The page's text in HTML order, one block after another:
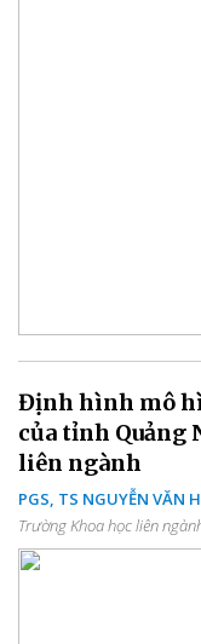
Định hình mô
của tỉnh Quảng
liên ngành
PGS, TS NGUYỄN VĂN
Trường Khoa học liên